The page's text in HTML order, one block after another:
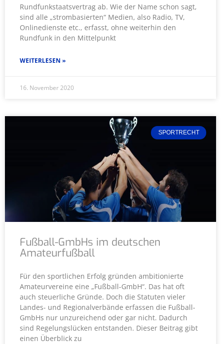
Rundfunkstaatsvertrag ab. Wie der Name schon sagt,
sind alle „strombasierten“ Medien, also Radio, TV,
Onlinedienste etc., erfasst, ohne weiterhin den
Rundfunk in den Mittelpunkt
WEITERLESEN »
16. November 2020
SPORTRECHT
Fußball-GmbHs im deutschen
Amateurfußball
Für den sportlichen Erfolg gründen ambitionierte
Amateurvereine eine „Fußball-GmbH“. Das hat oft
auch steuerliche Gründe. Doch die Statuten vieler
Landes- und Regionalverbände erfassen die Fußball-
GmbHs nur unzureichend oder gar nicht. Dadurch
sind Regelungslücken entstanden. Dieser Beitrag gibt
einen Überblick zu